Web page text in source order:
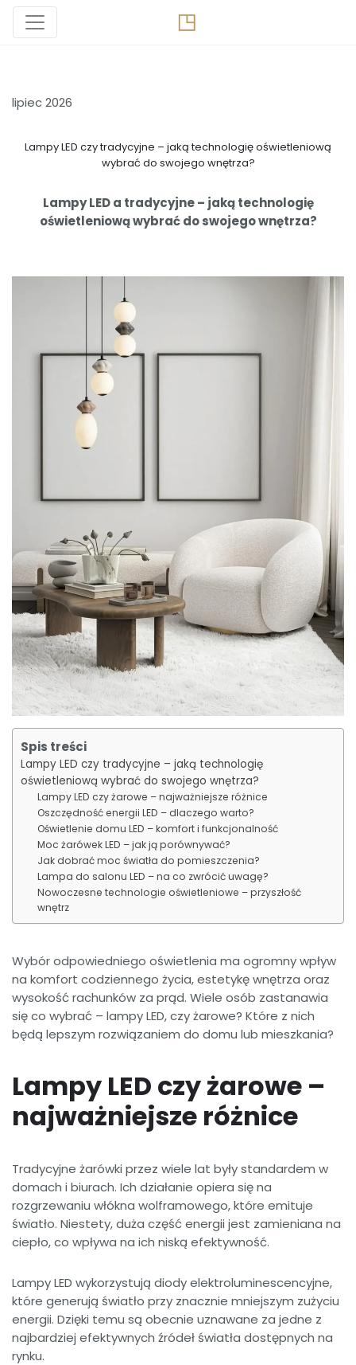
lipiec 2026
Lampy LED czy tradycyjne – jaką technologię oświetleniową
wybrać do swojego wnętrza?
Lampy LED a tradycyjne – jaką technologię
oświetleniową wybrać do swojego wnętrza?
Spis treści
Lampy LED czy tradycyjne – jaką technologię
oświetleniową wybrać do swojego wnętrza?
Lampy LED czy żarowe – najważniejsze różnice
Oszczędność energii LED – dlaczego warto?
Oświetlenie domu LED – komfort i funkcjonalność
Moc żarówek LED – jak ją porównywać?
Jak dobrać moc światła do pomieszczenia?
Lampa do salonu LED – na co zwrócić uwagę?
Nowoczesne technologie oświetleniowe – przyszłość
wnętrz
Wybór odpowiedniego oświetlenia ma ogromny wpływ
na komfort codziennego życia, estetykę wnętrza oraz
wysokość rachunków za prąd. Wiele osób zastanawia
się co wybrać – lampy LED, czy żarowe? Które z nich
będą lepszym rozwiązaniem do domu lub mieszkania?
Lampy LED czy żarowe –
najważniejsze różnice
Tradycyjne żarówki przez wiele lat były standardem w
domach i biurach. Ich działanie opiera się na
rozgrzewaniu włókna wolframowego, które emituje
światło. Niestety, duża część energii jest zamieniana na
ciepło, co wpływa na ich niską efektywność.
Lampy LED wykorzystują diody elektroluminescencyjne,
które generują światło przy znacznie mniejszym zużyciu
energii. Dzięki temu są obecnie uznawane za jedne z
najbardziej efektywnych źródeł światła dostępnych na
rynku.